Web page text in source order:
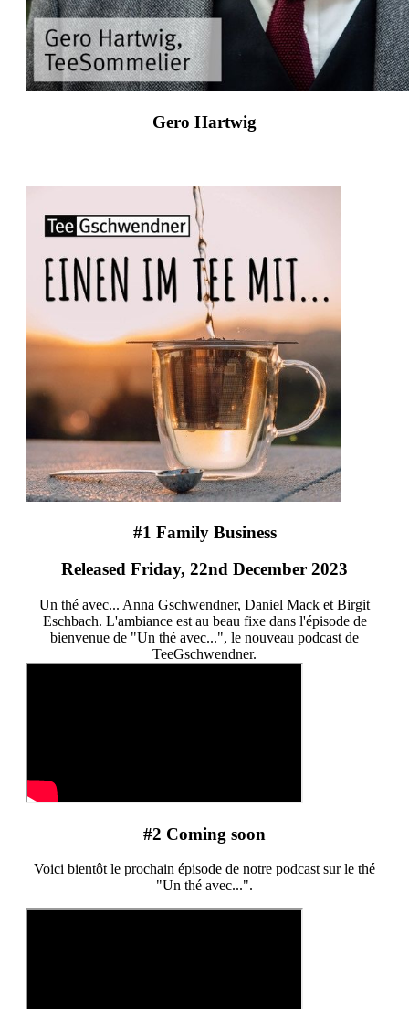
Gero Hartwig
#1 Family Business
Released Friday, 22nd December 2023
Un thé avec... Anna Gschwendner, Daniel Mack et Birgit
Eschbach. L'ambiance est au beau fixe dans l'épisode de
bienvenue de "Un thé avec...", le nouveau podcast de
TeeGschwendner.
#2 Coming soon
Voici bientôt le prochain épisode de notre podcast sur le thé
"Un thé avec...".